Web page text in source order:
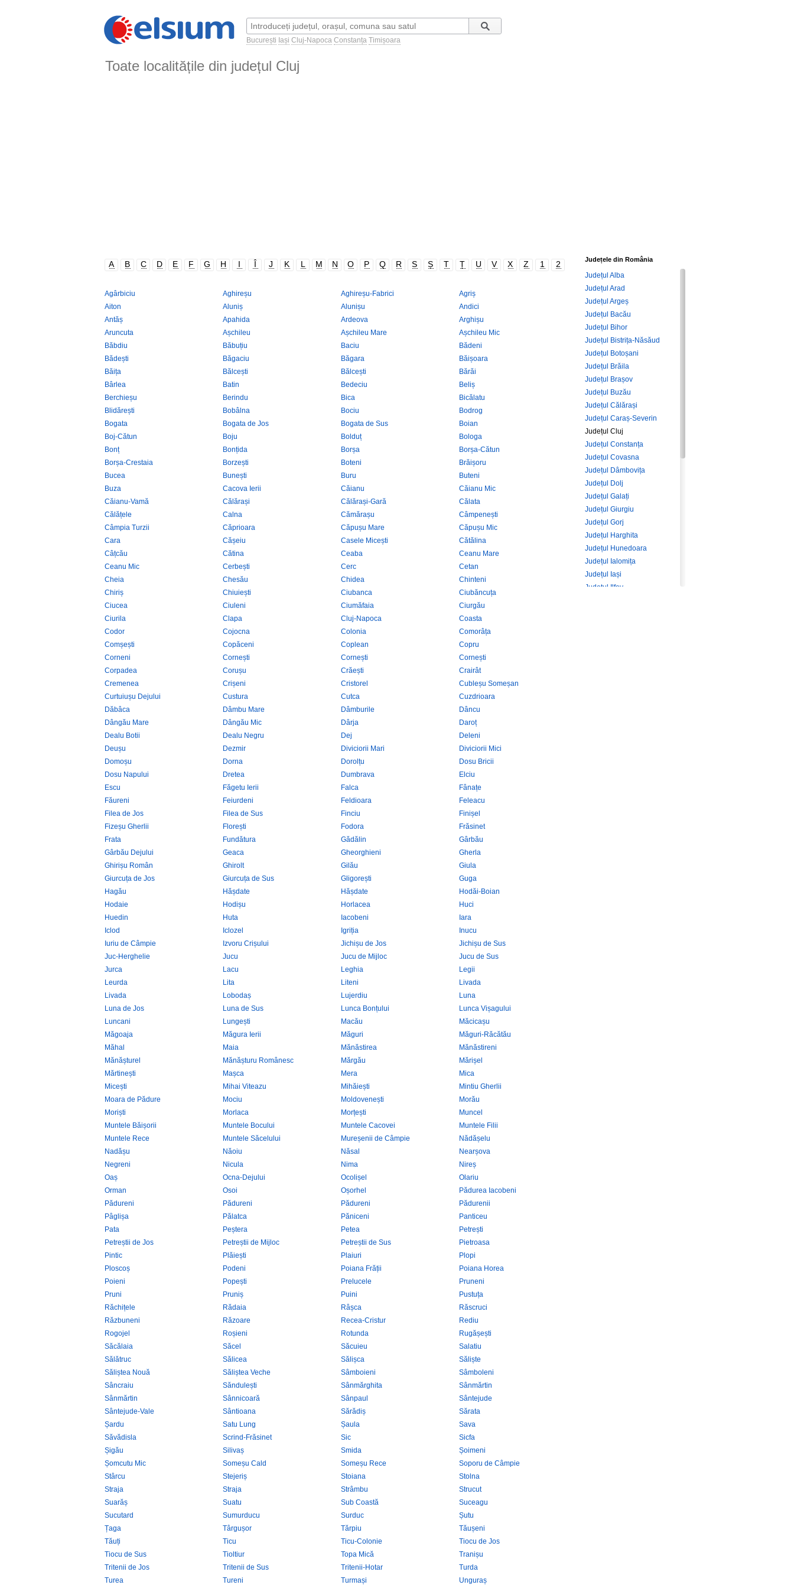
București Iași Cluj-Napoca Constanța Timișoara
Toate localitățile din județul Cluj
A B C D E F G H I Î J K L M N O P Q R S Ș T Ț U V X Z 1 2
Agârbiciu Aghireșu Aghireșu-Fabrici
Agriș
Aiton
Aluniș Alunișu
Andici
Antăș
Apahida Ardeova
Arghișu
Aruncuta
Așchileu Așchileu Mare
Așchileu Mic
Băbdiu
Băbuțiu Baciu
Bădeni
Bădești
Băgaciu Băgara
Băișoara
Băița
Bălcești Bălcești
Bărăi
Bârlea
Batin Bedeciu
Beliș
Berchieșu
Berindu Bica
Bicălatu
Blidărești
Bobâlna Bociu
Bodrog
Bogata
Bogata de Jos Bogata de Sus
Boian
Boj-Cătun
Boju Bolduț
Bologa
Bonț
Bonțida Borșa
Borșa-Cătun
Borșa-Crestaia
Borzești Boteni
Brăișoru
Bucea
Bunești Buru
Buteni
Buza
Cacova Ierii Căianu
Căianu Mic
Căianu-Vamă
Călărași Călărași-Gară
Călata
Călățele
Calna Cămărașu
Câmpenești
Câmpia Turzii
Căprioara Căpușu Mare
Căpușu Mic
Cara
Cășeiu Casele Micești
Cătălina
Câțcău
Cătina Ceaba
Ceanu Mare
Ceanu Mic
Cerbești Cerc
Cetan
Cheia
Chesău Chidea
Chinteni
Chiriș
Chiuiești Ciubanca
Ciubăncuța
Ciucea
Ciuleni Ciumăfaia
Ciurgău
Ciurila
Clapa Cluj-Napoca
Coasta
Codor
Cojocna Colonia
Comorâța
Comșești
Copăceni Coplean
Copru
Corneni
Cornești Cornești
Cornești
Corpadea
Corușu Crăești
Crairât
Cremenea
Crișeni Cristorel
Cubleșu Someșan
Curtuiușu Dejului
Custura Cutca
Cuzdrioara
Dăbâca
Dâmbu Mare Dâmburile
Dâncu
Dângău Mare
Dângău Mic Dârja
Daroț
Dealu Botii
Dealu Negru Dej
Deleni
Deușu
Dezmir Diviciorii Mari
Diviciorii Mici
Domoșu
Dorna Dorolțu
Dosu Bricii
Dosu Napului
Dretea Dumbrava
Elciu
Escu
Făgetu Ierii Falca
Fânațe
Făureni
Feiurdeni Feldioara
Feleacu
Filea de Jos
Filea de Sus Finciu
Finișel
Fizeșu Gherlii
Florești Fodora
Frăsinet
Frata
Fundătura Gădălin
Gârbău
Gârbău Dejului
Geaca Gheorghieni
Gherla
Ghirișu Român
Ghirolt Gilău
Giula
Giurcuța de Jos
Giurcuța de Sus Gligorești
Guga
Hagău
Hășdate Hășdate
Hodăi-Boian
Hodaie
Hodișu Horlacea
Huci
Huedin
Huta Iacobeni
Iara
Iclod
Iclozel Igriția
Inucu
Iuriu de Câmpie
Izvoru Crișului Jichișu de Jos
Jichișu de Sus
Juc-Herghelie
Jucu Jucu de Mijloc
Jucu de Sus
Jurca
Lacu Leghia
Legii
Leurda
Lita Liteni
Livada
Livada
Lobodaș Lujerdiu
Luna
Luna de Jos
Luna de Sus Lunca Bonțului
Lunca Vișagului
Luncani
Lungești Macău
Măcicașu
Măgoaja
Măgura Ierii Măguri
Măguri-Răcătău
Măhal
Maia Mănăstirea
Mănăstireni
Mănășturel
Mănășturu Românesc Mărgău
Mărișel
Mărtinești
Mașca Mera
Mica
Micești
Mihai Viteazu Mihăiești
Mintiu Gherlii
Moara de Pădure
Mociu Moldovenești
Morău
Moriști
Morlaca Morțești
Muncel
Muntele Băișorii
Muntele Bocului Muntele Cacovei
Muntele Filii
Muntele Rece
Muntele Săcelului Mureșenii de Câmpie
Nădășelu
Nadășu
Năoiu Năsal
Nearșova
Negreni
Nicula Nima
Nireș
Oaș
Ocna-Dejului Ocolișel
Olariu
Orman
Osoi Oșorhel
Pădurea Iacobeni
Pădureni
Pădureni Pădureni
Pădurenii
Pâglișa
Pălatca Păniceni
Panticeu
Pata
Peștera Petea
Petrești
Petreștii de Jos
Petreștii de Mijloc Petreștii de Sus
Pietroasa
Pintic
Plăiești Plaiuri
Plopi
Ploscoș
Podeni Poiana Frății
Poiana Horea
Poieni
Popești Prelucele
Pruneni
Pruni
Pruniș Puini
Pustuța
Răchițele
Rădaia Râșca
Răscruci
Răzbuneni
Răzoare Recea-Cristur
Rediu
Rogojel
Roșieni Rotunda
Rugășești
Săcălaia
Săcel Săcuieu
Salatiu
Sălătruc
Sălicea Sălișca
Săliște
Săliștea Nouă
Săliștea Veche Sâmboieni
Sâmboleni
Sâncraiu
Săndulești Sânmărghita
Sânmărtin
Sânmărtin
Sânnicoară Sânpaul
Sântejude
Sântejude-Vale
Sântioana Sărădiș
Sărata
Șardu
Satu Lung Șaula
Sava
Săvădisla
Scrind-Frăsinet Sic
Sicfa
Șigău
Silivaș Smida
Șoimeni
Șomcutu Mic
Someșu Cald Someșu Rece
Soporu de Câmpie
Stârcu
Stejeriș Stoiana
Stolna
Straja
Straja Strâmbu
Strucut
Suarăș
Suatu Sub Coastă
Suceagu
Sucutard
Sumurducu Surduc
Șutu
Țaga
Târgușor Tărpiu
Tăușeni
Tăuți
Ticu Ticu-Colonie
Tiocu de Jos
Tiocu de Sus
Tioltiur Topa Mică
Tranișu
Tritenii de Jos
Tritenii de Sus Tritenii-Hotar
Turda
Turea
Tureni Turmași Unguraș
Județele din România
Județul Alba
Județul Arad
Județul Argeș
Județul Bacău
Județul Bihor
Județul Bistrița-Năsăud
Județul Botoșani
Județul Brăila
Județul Brașov
Județul Buzău
Județul Călărași
Județul Caraș-Severin
Județul Cluj
Județul Constanța
Județul Covasna
Județul Dâmbovița
Județul Dolj
Județul Galați
Județul Giurgiu
Județul Gorj
Județul Harghita
Județul Hunedoara
Județul Ialomița
Județul Iași
Județul Ilfov